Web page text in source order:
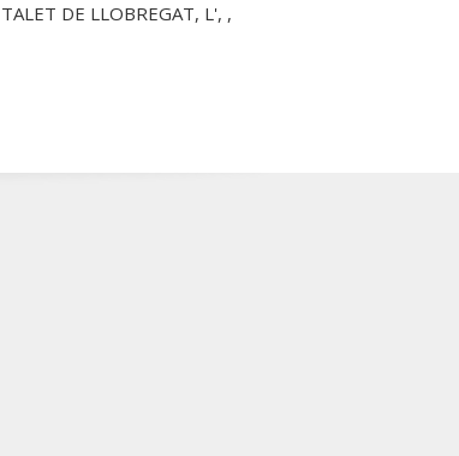
DE LLOBREGAT, L', ,